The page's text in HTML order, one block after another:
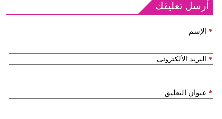
أرسل تعليقك
الإسم *
البريد الألكتروني *
عنوان التعليق *